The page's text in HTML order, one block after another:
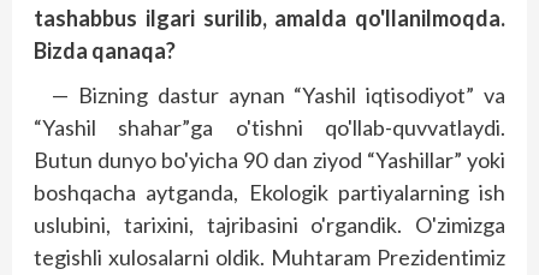
tashabbus ilgari surilib, amalda qo'llanilmoqda.
Bizda qanaqa?
— Bizning dastur aynan “Yashil iqtisodiyot” va
“Yashil shahar”ga o'tishni qo'llab-quvvatlaydi.
Butun dunyo bo'yicha 90 dan ziyod “Yashillar” yoki
boshqacha aytganda, Ekologik partiyalarning ish
uslubini, tarixini, tajribasini o'rgandik. O'zimizga
tegishli xulosalarni oldik. Muhtaram Prezidentimiz